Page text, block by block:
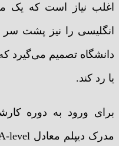
اغلب نیاز است که یک
انگلیسی را نیز پشت سر
دانشگاه تصمیم می‌گیرد
یا رد کند.
برای ورود به دوره